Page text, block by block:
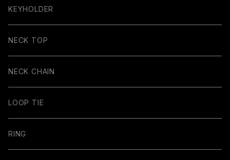
BANGLE
KEYHOLDER
NECK TOP
NECK CHAIN
LOOP TIE
RING